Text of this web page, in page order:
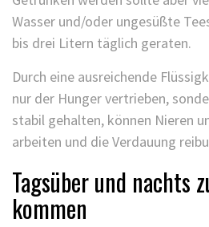
Wasser und/oder ungesüßte
bis drei Litern täglich geraten.
Durch eine ausreichende
nur der Hunger vertrieben,
stabil gehalten, können Nieren
arbeiten und die Verdauung
Tagsüber und nachts
kommen